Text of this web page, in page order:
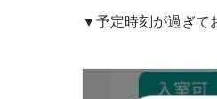
▼予定時刻が過ぎて